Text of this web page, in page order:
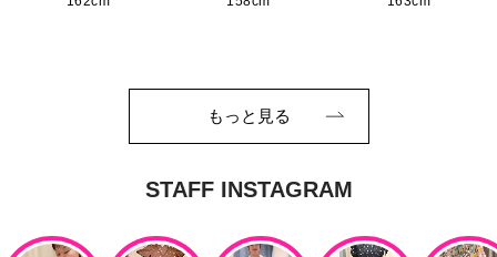
もっと見る